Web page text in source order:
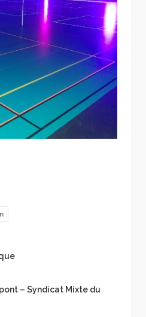
– Syndicat Mixte du